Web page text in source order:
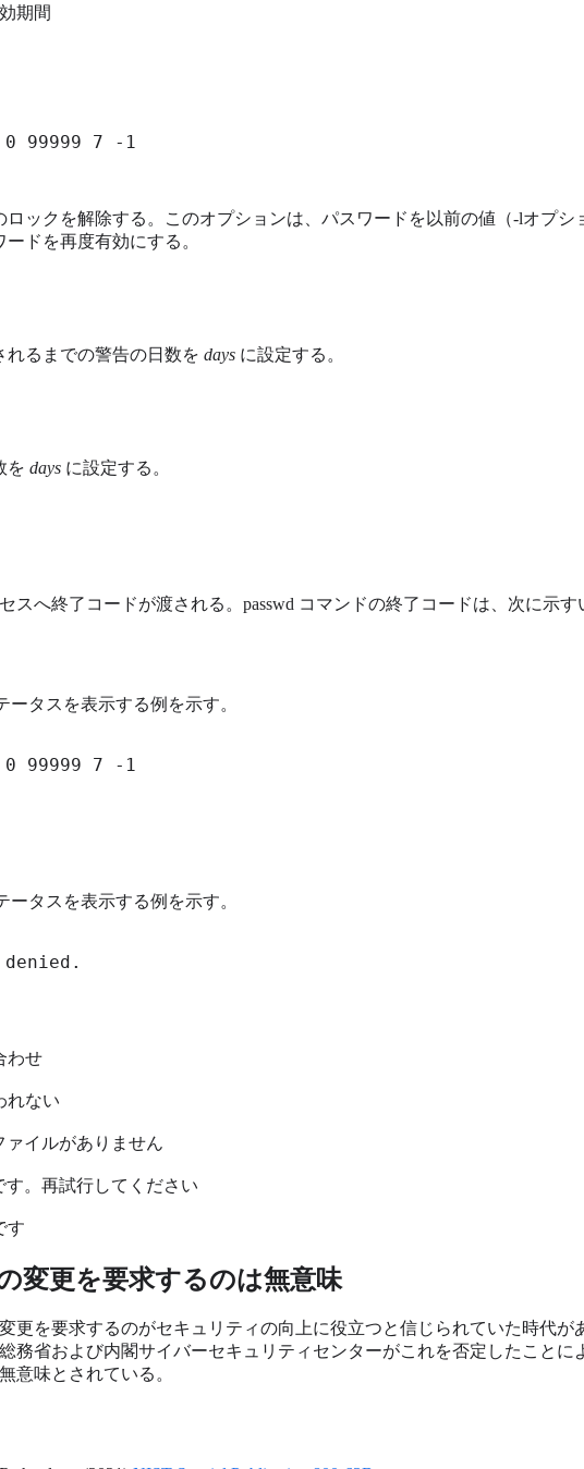
期間
99999 7 -1
ロックを解除する。このオプションは、パスワードを以前の値（-lオプシ
ドを再度有効にする。
るまでの警告の日数を days に設定する。
を days に設定する。
スへ終了コードが渡される。passwd コマンドの終了コードは、次に示す
ータスを表示する例を示す。
ータスを表示する例を示す。
わせ
れない
ァイルがありません
す。再試行してください
す
変更を要求するのは無意味
更を要求するのがセキュリティの向上に役立つと信じられていた時代が
務省および内閣サイバーセキュリティセンターがこれを否定したことに
意味とされている。